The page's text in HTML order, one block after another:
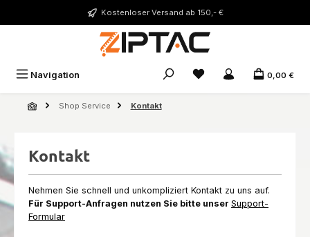
Zum Hauptinhalt springenKostenloser Versand ab 150,- €
Navigation Du hast 0 Produkte auf
0,00 €
Shop Service Kontakt
Kontakt
Nehmen Sie schnell und unkompliziert Kontakt zu uns auf.
Für Support-Anfragen nutzen Sie bitte unser Support-
Formular